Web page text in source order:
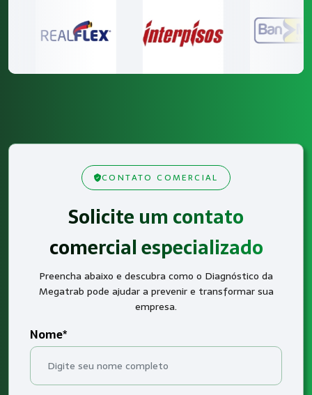
CONTATO COMERCIAL
Solicite um contato
comercial especializado
Preencha abaixo e descubra como o Diagnóstico da
Megatrab pode ajudar a prevenir e transformar sua
empresa.
Nome*